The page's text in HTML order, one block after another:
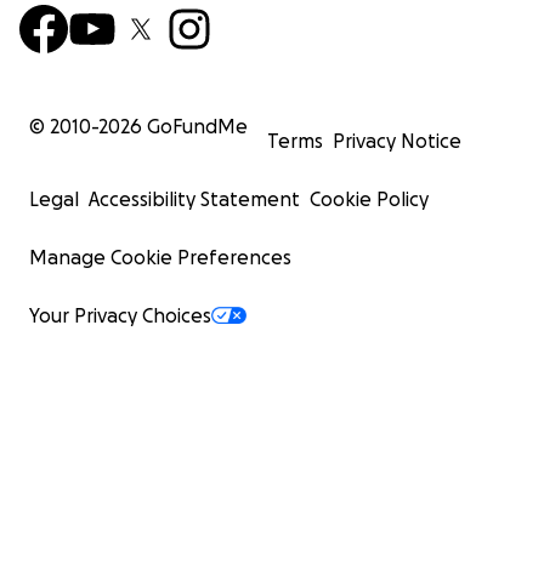
© 2010-2026 GoFundMe
Terms Privacy Notice
Legal Accessibility Statement Cookie Policy
Manage Cookie Preferences
Your Privacy Choices